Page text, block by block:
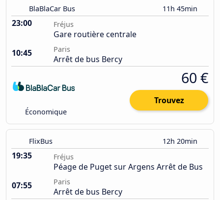
BlaBlaCar Bus 11h 45min
23:00 Fréjus
Gare routière centrale
10:45
Paris
Arrêt de bus Bercy
Économique
60 €
Trouvez
FlixBus 12h 20min
19:35 Fréjus
Péage de Puget sur Argens Arrêt de Bus
07:55
Paris
Arrêt de bus Bercy